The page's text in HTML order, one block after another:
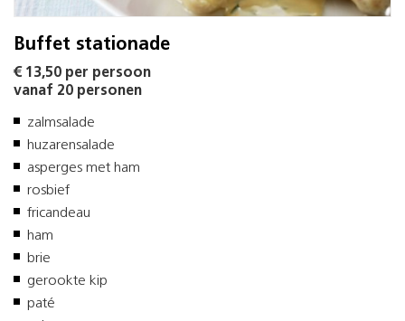
Buffet stationade
€ 13,50 per persoon
vanaf 20 personen
zalmsalade
huzarensalade
asperges met ham
rosbief
fricandeau
ham
brie
gerookte kip
paté